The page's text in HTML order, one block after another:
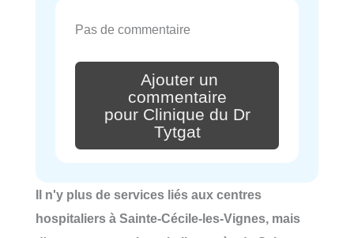
Pas de commentaire
Ajouter un
commentaire
pour Clinique du Dr
Tytgat
Il n'y plus de services liés aux centres
hospitaliers à Sainte-Cécile-les-Vignes, mais